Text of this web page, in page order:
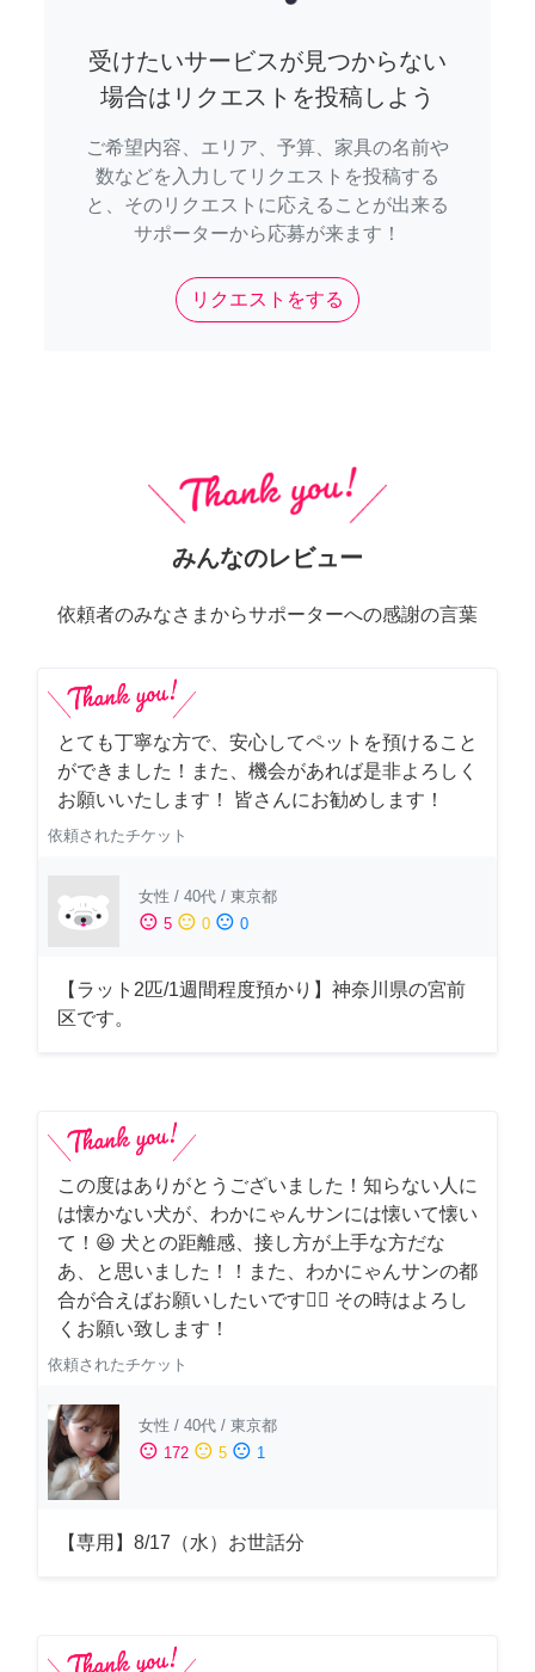
受けたいサービスが見つからない
場合はリクエストを投稿しよう
ご希望内容、エリア、予算、家具の名前や
数などを入力してリクエストを投稿する
と、そのリクエストに応えることが出来る
サポーターから応募が来ます！
リクエストをする
みんなのレビュー
依頼者のみなさまからサポーターへの感謝の言葉
とても丁寧な方で、安心してペットを預けること
ができました！また、機会があれば是非よろしく
お願いいたします！ 皆さんにお勧めします！
依頼されたチケット
女性 / 40代 / 東京都
sentiment_satisfied 5 sentiment_neutral 0 sentiment_dissatisfied 0
【ラット2匹/1週間程度預かり】神奈川県の宮前
区です。
この度はありがとうございました！知らない人に
は懐かない犬が、わかにゃんサンには懐いて懐い
て！😆 犬との距離感、接し方が上手な方だな
あ、と思いました！！また、わかにゃんサンの都
合が合えばお願いしたいです🙇‍♂️ その時はよろし
くお願い致します！
依頼されたチケット
女性 / 40代 / 東京都
sentiment_satisfied 172 sentiment_neutral 5 sentiment_dissatisfied 1
【専用】8/17（水）お世話分